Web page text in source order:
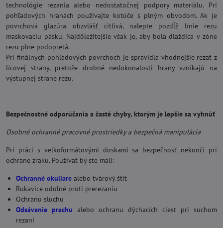
technológie rezania alebo nedostatočnej podpory materiálu. Pri
pohľadových hranách používajte kotúče s plným obvodom. Ak je
povrchová glazúra obzvlášť citlivá, nalepte pozdĺž línie rezu
maskovaciu pásku. Najdôležitejšie však je, aby bola dlaždica v zóne
rezu plne podopretá.
Pri finálnych pohľadových povrchoch je spravidla vhodnejšie rezať z
lícovej strany, pretože drobné nedokonalosti hrany vznikajú na
výstupnej strane rezu.
Bezpečnostné odporúčania a časté chyby, ktorým je lepšie sa vyhnúť
Osobné ochranné pracovné prostriedky a bezpečná manipulácia
Pri práci s veľkoformátovými doskami sa bezpečnosť nekončí pri
ochrane zraku. Používať by ste mali:
Ochranné okuliare alebo tvárový štít
Rukavice odolné proti prerezaniu
Ochranu sluchu
Odsávanie prachu alebo ochranu dýchacích ciest pri suchom
rezaní